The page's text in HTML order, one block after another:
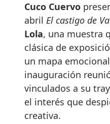
Cuco Cuervo
abril El castigo de
Lola, una muestra
clásica de
un mapa
inauguración
vinculados a su
el interés que
creativa.